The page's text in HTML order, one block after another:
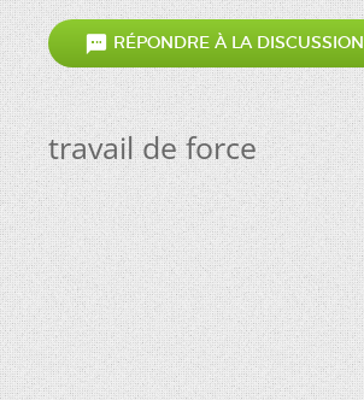
 RÉPONDRE À LA DISCUSSION
travail de force